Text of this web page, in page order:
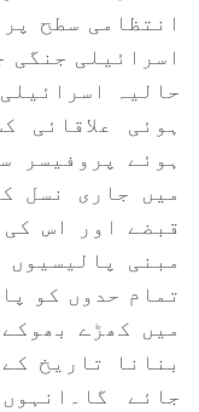
انتظامی سطح
اسرائیلی جنگی
حالیہ
ہوئی علاقائی
ہوئے پروفیسر
میں جاری نسل
قبضے اور اس
مبنی
تمام حدوں کو
میں کھڑے
بنانا تاریخ
جائے